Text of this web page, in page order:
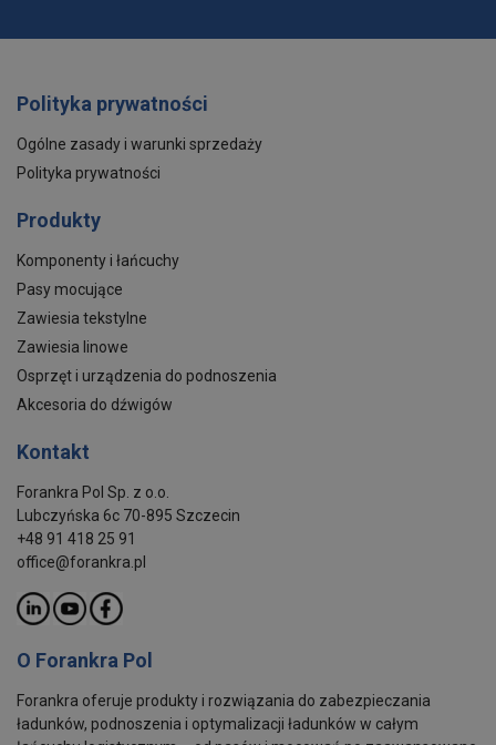
Polityka prywatności
Ogólne zasady i warunki sprzedaży
Polityka prywatności
Produkty
Komponenty i łańcuchy
Pasy mocujące
Zawiesia tekstylne
Zawiesia linowe
Osprzęt i urządzenia do podnoszenia
Akcesoria do dźwigów
Kontakt
Forankra Pol Sp. z o.o.
Lubczyńska 6c 70-895 Szczecin
+48 91 418 25 91
office@forankra.pl
O Forankra Pol
Forankra oferuje produkty i rozwiązania do zabezpieczania
ładunków, podnoszenia i optymalizacji ładunków w całym